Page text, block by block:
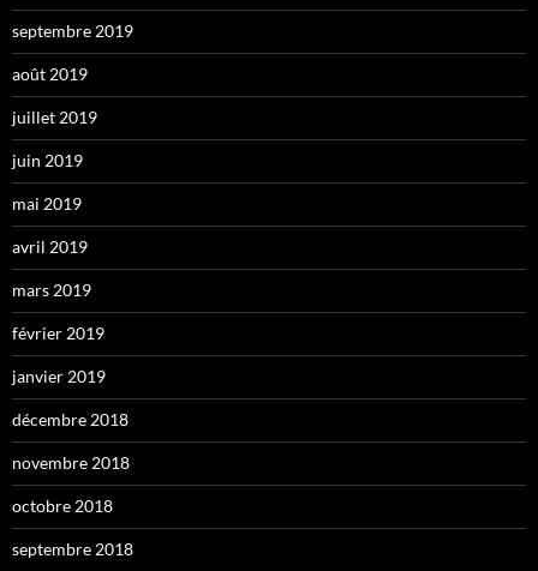
septembre 2019
août 2019
juillet 2019
juin 2019
mai 2019
avril 2019
mars 2019
février 2019
janvier 2019
décembre 2018
novembre 2018
octobre 2018
septembre 2018